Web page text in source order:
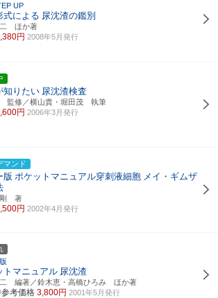
UP
式による 尿沈渣の鑑別
二 ほか著
円 2008年5月発行
知りたい 尿沈渣検査
監修／横山貴・堀田茂 執筆
円 2006年3月発行
マンド
版 ポケットマニュアル穿刺液細胞 メイ・ギムザ
剛 著
円 2002年4月発行
トマニュアル 尿沈渣
二 編著／鈴木恵・高橋ひろみ ほか著
考価格 3,800円 2001年5月発行